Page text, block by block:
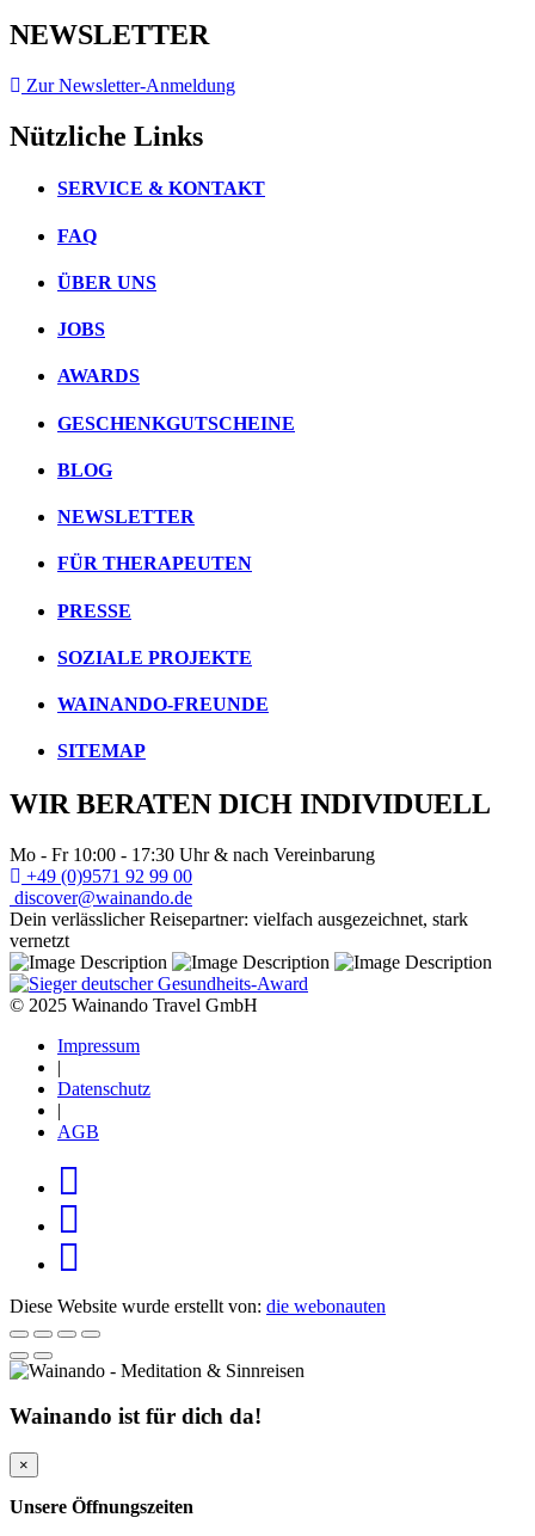
NEWSLETTER
Zur Newsletter-Anmeldung
Nützliche Links
SERVICE & KONTAKT
FAQ
ÜBER UNS
JOBS
AWARDS
GESCHENKGUTSCHEINE
BLOG
NEWSLETTER
FÜR THERAPEUTEN
PRESSE
SOZIALE PROJEKTE
WAINANDO-FREUNDE
SITEMAP
WIR BERATEN DICH INDIVIDUELL
Mo - Fr 10:00 - 17:30 Uhr & nach Vereinbarung
+49 (0)9571 92 99 00
discover@wainando.de
Dein verlässlicher Reisepartner: vielfach ausgezeichnet, stark
vernetzt
© 2025 Wainando Travel GmbH
Impressum
|
Datenschutz
|
AGB
Diese Website wurde erstellt von: die webonauten
Wainando ist für dich da!
×
Unsere Öffnungszeiten